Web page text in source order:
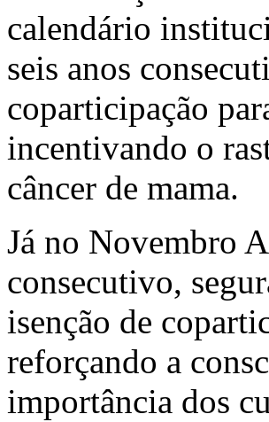
calendário
seis anos
coparticipação
incentivando o
câncer de mama.
Já no Novembro
consecutivo,
isenção de
reforçando a
importância dos